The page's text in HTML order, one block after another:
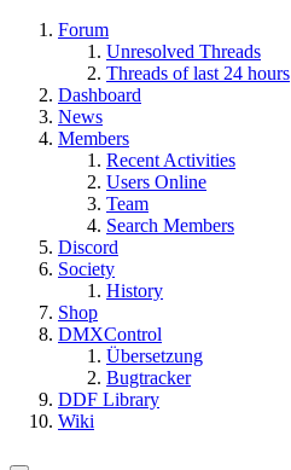
Forum
Unresolved Threads
Threads of last 24 hours
Dashboard
News
Members
Recent Activities
Users Online
Team
Search Members
Discord
Society
History
Shop
DMXControl
Übersetzung
Bugtracker
DDF Library
Wiki